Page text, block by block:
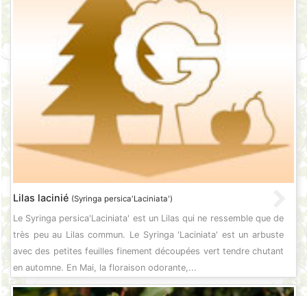
Lilas lacinié (Syringa persica'Laciniata')
Le Syringa persica'Laciniata' est un Lilas qui ne ressemble que de
très peu au Lilas commun. Le Syringa 'Laciniata' est un arbuste
avec des petites feuilles finement découpées vert tendre chutant
en automne. En Mai, la floraison odorante,...